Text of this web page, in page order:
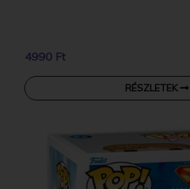
4990 Ft
RÉSZLETEK